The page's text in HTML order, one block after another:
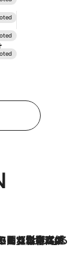
で続く？《エネルギー専門家に聞く“どうなる日本の暮らし”》